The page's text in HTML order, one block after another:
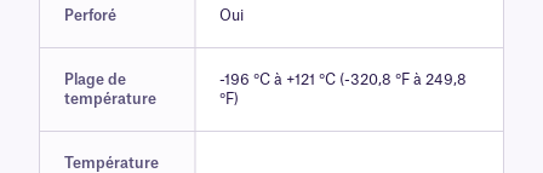
Perforé Oui
Plage de
température
-196 °C à +121 °C (-320,8 °F à 249,8
°F)
Température